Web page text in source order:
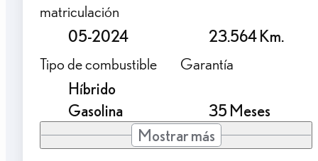
matriculación
05-2024
23.564 Km.
Tipo de combustible
Híbrido
Gasolina
Garantía
35 Meses
Mostrar más